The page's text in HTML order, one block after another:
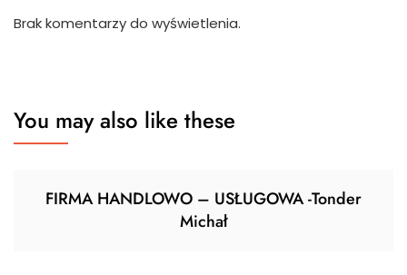
Brak komentarzy do wyświetlenia.
You may also like these
FIRMA HANDLOWO – USŁUGOWA -Tonder
Michał